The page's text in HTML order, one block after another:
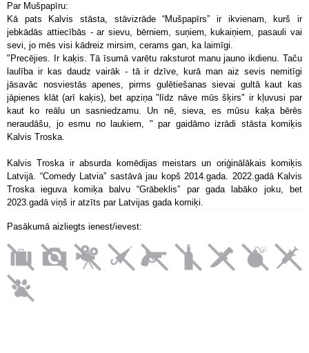
Par Mušpapīru:
Kā pats Kalvis stāsta, stāvizrāde “Mušpapīrs” ir ikvienam, kurš ir
jebkādās attiecībās - ar sievu, bērniem, suņiem, kukaiņiem, pasauli vai
sevi, jo mēs visi kādreiz mirsim, cerams gan, ka laimīgi.
"Precējies. Ir kaķis. Tā īsumā varētu raksturot manu jauno ikdienu. Taču
laulība ir kas daudz vairāk - tā ir dzīve, kurā man aiz sevis nemitīgi
jāsavāc nosviestās apenes, pirms gulētiešanas sievai gultā kaut kas
jāpienes klāt (arī kaķis), bet apziņa "līdz nāve mūs šķirs" ir kļuvusi par
kaut ko reālu un sasniedzamu. Un nē, sieva, es mūsu kaķa bērēs
neraudāšu, jo esmu no laukiem, " par gaidāmo izrādi stāsta komiķis
Kalvis Troska.
Kalvis Troska ir absurda komēdijas meistars un oriģinālākais komiķis
Latvijā. “Comedy Latvia” sastāvā jau kopš 2014.gada. 2022.gadā Kalvis
Troska ieguva komiķa balvu “Grābeklis” par gada labāko joku, bet
2023.gadā viņš ir atzīts par Latvijas gada komiķi.
Pasākumā aizliegts ienest/ievest: